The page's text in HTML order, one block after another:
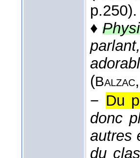
p.250).
♦
(Balzac,
− Du
donc
autres
du